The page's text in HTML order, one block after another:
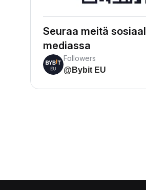
Seuraa meitä
mediassa
Followers
@Bybit EU